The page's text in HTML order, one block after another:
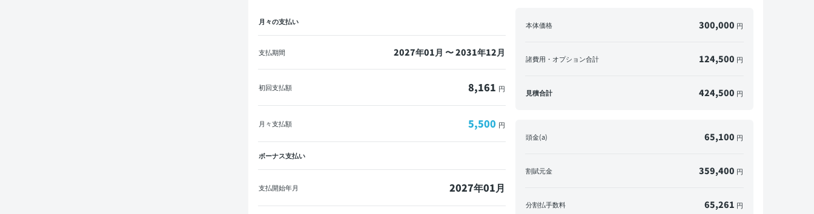
※一部の金融機関ではローンが組めない場合がございます。
月々の支払い
支払期間 2027年01月 〜 2031年12月
初回支払額 8,161 円
月々支払額 5,500 円
ボーナス支払い
支払開始年月 2027年01月
本体価格 300,000 円
諸費用・オプション合計 124,500 円
見積合計 424,500 円
頭金(a) 65,100 円
割賦元金 359,400 円
分割払手数料 65,261 円